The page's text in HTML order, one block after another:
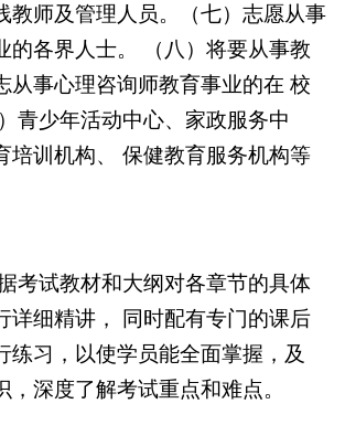
教师及管理人员。
（七）志愿从事
的各界人士。
（八）将要从事教
从事心理咨询师教育事业的在校
）青少年活动中心、家政服务中
培训机构、保健教育服务机构等
考试教材和大纲对各章节的具体
详细精讲， 同时配有专门的课后
练习，以使学员能全面掌握，及
，深度了解考试重点和难点。